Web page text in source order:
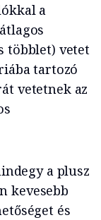
a
többlet) vetet
tartozó
vetetnek az
a plusz
kevesebb
és